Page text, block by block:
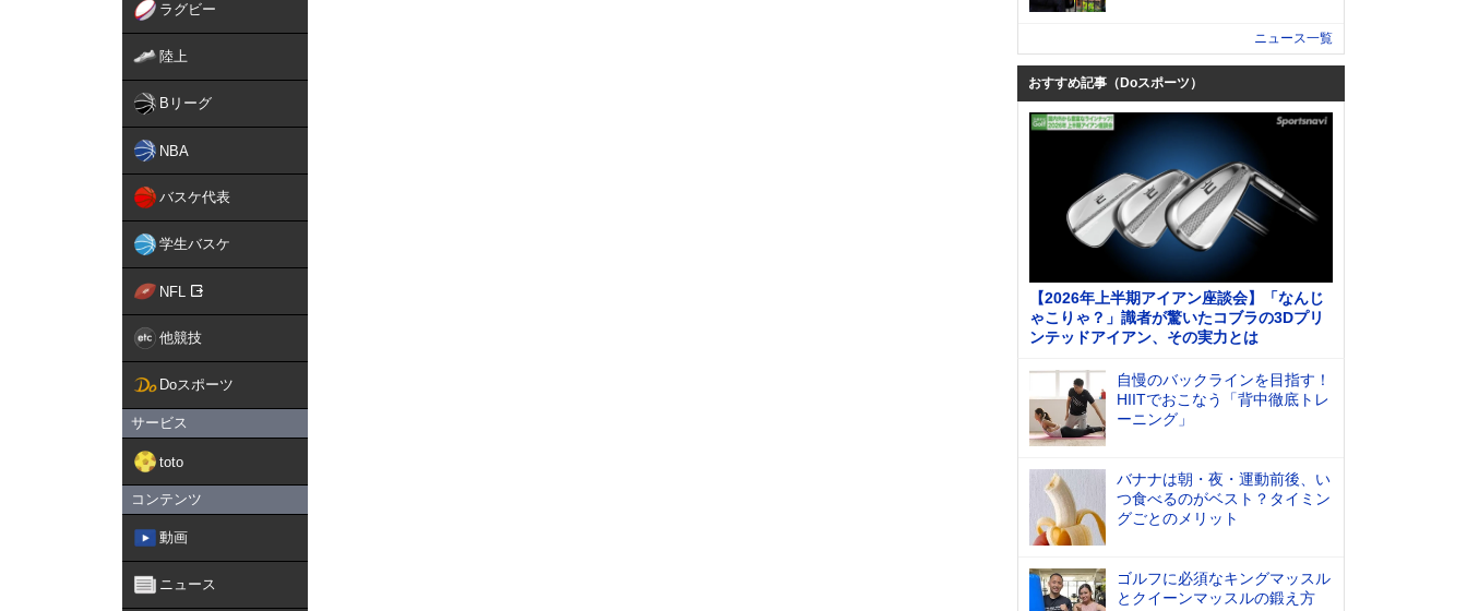
ラグビー
陸上
Bリーグ
NBA
バスケ代表
学生バスケ
NFL
他競技
Doスポーツ
サービス
toto
コンテンツ
動画
ニュース
ニュース一覧
おすすめ記事（Doスポーツ）
【2026年上半期アイアン座談会】「なんじ
ゃこりゃ？」識者が驚いたコブラの3Dプリ
ンテッドアイアン、その実力とは
自慢のバックラインを目指す！
HIITでおこなう「背中徹底トレ
ーニング」
バナナは朝・夜・運動前後、い
つ食べるのがベスト？タイミン
グごとのメリット
ゴルフに必須なキングマッスル
とクイーンマッスルの鍛え方